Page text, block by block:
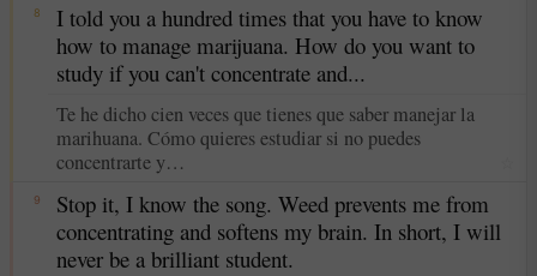
8
I told you a hundred times that you have to know
how to manage marijuana. How do you want to
study if you can't concentrate and...
Te he dicho cien veces que tienes que saber manejar la
marihuana. Cómo quieres estudiar si no puedes
concentrarte y…
9
Stop it, I know the song. Weed prevents me from
concentrating and softens my brain. In short, I will
never be a brilliant student.